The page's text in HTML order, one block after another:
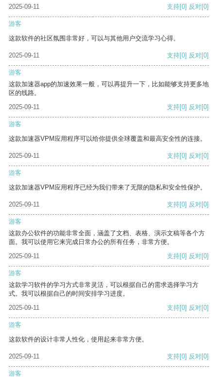
2025-09-11
支持[0] 反对[0]
游客
这款软件的社区氛围非常好，可以与其他用户交流学习心得。
2025-09-11 支持[0] 反对[0]
游客
这款加速器app的加速效果一般，可以再提升一下，比如能够支持更多地
区的线路。
2025-09-11
支持[0] 反对[0]
游客
这款加速器VPM应用程序可以给你提供全球覆盖和最高安全性的连接。
2025-09-11 支持[0] 反对[0]
游客
这款加速器VPM应用程序已经为我们带来了无限的隐私和安全性保护。
2025-09-11 支持[0] 反对[0]
游客
这款办公软件的功能非常全面，涵盖了文档、表格、演示文稿等各个方
面。我可以使用它来完成日常办公的所有任务，非常方便。
2025-09-11
支持[0] 反对[0]
游客
这款学习软件的学习方式非常灵活，可以根据自己的需求选择学习方
式。我可以根据自己的时间安排学习进度。
2025-09-11
支持[0] 反对[0]
游客
这款软件的设计非常人性化，使用起来非常方便。
2025-09-11 支持[0] 反对[0]
游客